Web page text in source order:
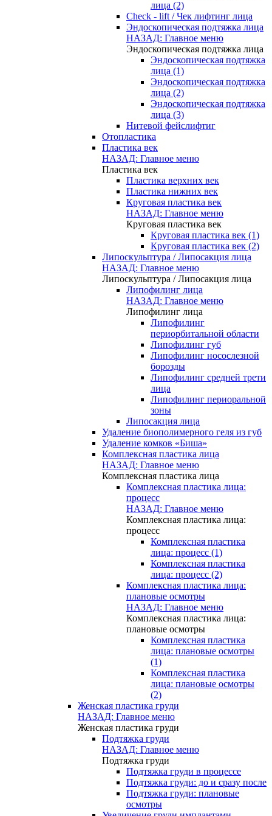
лица (2)
Check - lift / Чек лифтинг лица
Эндоскопическая подтяжка лица
НАЗАД: Главное меню
Эндоскопическая подтяжка лица
Эндоскопическая подтяжка
лица (1)
Эндоскопическая подтяжка
лица (2)
Эндоскопическая подтяжка
лица (3)
Нитевой фейслифтиг
Отопластика
Пластика век
НАЗАД: Главное меню
Пластика век
Пластика верхних век
Пластика нижних век
Круговая пластика век
НАЗАД: Главное меню
Круговая пластика век
Круговая пластика век (1)
Круговая пластика век (2)
Липоскульптура / Липосакция лица
НАЗАД: Главное меню
Липоскульптура / Липосакция лица
Липофилинг лица
НАЗАД: Главное меню
Липофилинг лица
Липофилинг
периорбитальной области
Липофилинг губ
Липофилинг носослезной
борозды
Липофилинг средней трети
лица
Липофилинг периоральной
зоны
Липосакция лица
Удаление биополимерного геля из губ
Удаление комков «Биша»
Комплексная пластика лица
НАЗАД: Главное меню
Комплексная пластика лица
Комплексная пластика лица:
процесс
НАЗАД: Главное меню
Комплексная пластика лица:
процесс
Комплексная пластика
лица: процесс (1)
Комплексная пластика
лица: процесс (2)
Комплексная пластика лица:
плановые осмотры
НАЗАД: Главное меню
Комплексная пластика лица:
плановые осмотры
Комплексная пластика
лица: плановые осмотры
(1)
Комплексная пластика
лица: плановые осмотры
(2)
Женская пластика груди
НАЗАД: Главное меню
Женская пластика груди
Подтяжка груди
НАЗАД: Главное меню
Подтяжка груди
Подтяжка груди в процессе
Подтяжка груди: до и сразу после
Подтяжка груди: плановые
осмотры